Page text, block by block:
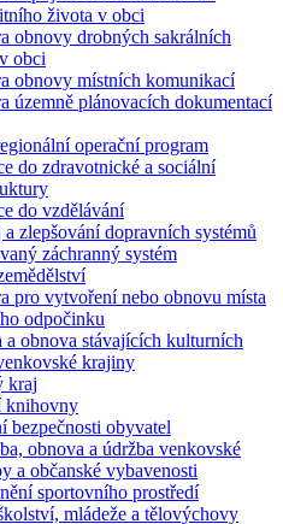
života v obci
obnovy drobných sakrálních
obci
obnovy místních komunikací
územně plánovacích dokumentací
operační program
do zdravotnické a sociální
do vzdělávání
zlepšování dopravních systémů
záchranný systém
pro vytvoření nebo obnovu místa
odpočinku
a obnova stávajících kulturních
krajiny
kraj
knihovny
bezpečnosti obyvatel
obnova a údržba venkovské
a občanské vybavenosti
sportovního prostředí
mládeže a tělovýchovy